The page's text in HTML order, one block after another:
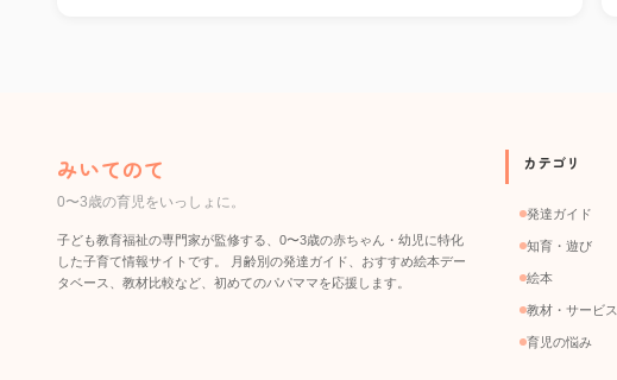
みいてのて
0〜3歳の育児をいっしょに。
子ども教育福祉の専門家が監修する、0〜3歳の赤ちゃん・幼児に特化
した子育て情報サイトです。 月齢別の発達ガイド、おすすめ絵本デー
タベース、教材比較など、初めてのパパママを応援します。
カテゴリ
発達ガイド
知育・遊び
絵本
教材・サービス
育児の悩み